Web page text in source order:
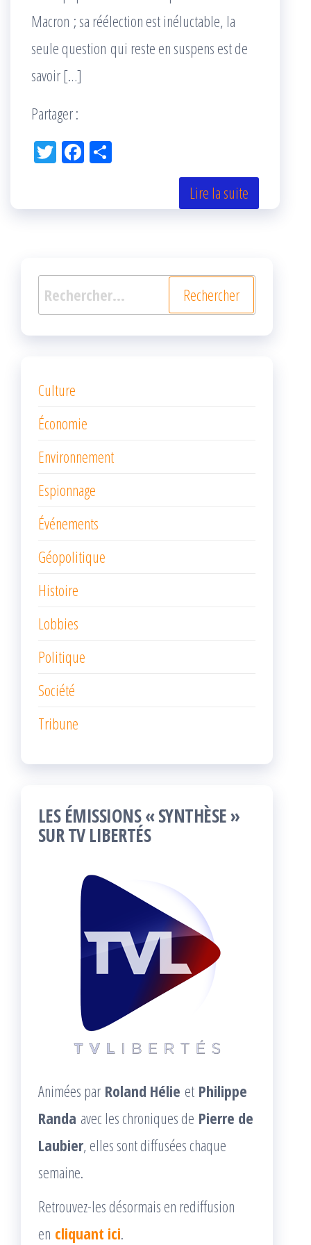
Macron ; sa réélection est inéluctable, la
seule question qui reste en suspens est de
savoir […]
Partager :
Tw Fac
k r
Lire la suite
Rechercher :
Culture
Économie
Environnement
Espionnage
Événements
Géopolitique
Histoire
Lobbies
Politique
Société
Tribune
LES ÉMISSIONS « SYNTHÈSE »
SUR TV LIBERTÉS
Animées par Roland Hélie et Philippe
Randa avec les chroniques de Pierre de
Laubier, elles sont diffusées chaque
semaine.
Retrouvez-les désormais en rediffusion
en cliquant ici.